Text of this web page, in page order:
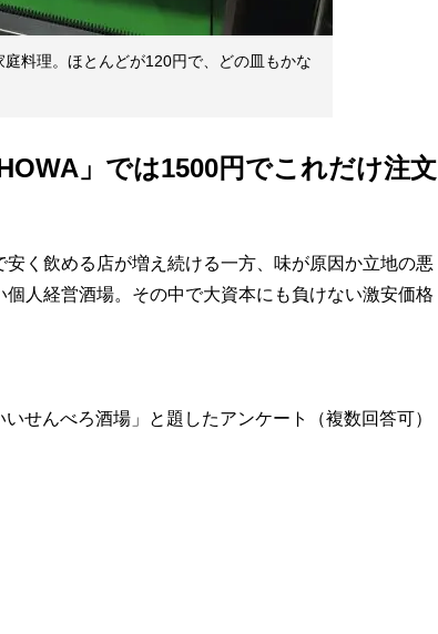
料理。ほとんどが120円で、どの皿もかな
」では1500円でこれだけ注文
く飲める店が増え続ける一方、味が原因か立地の悪
人経営酒場。その中で大資本にも負けない激安価格
せんべろ酒場」と題したアンケート（複数回答可）